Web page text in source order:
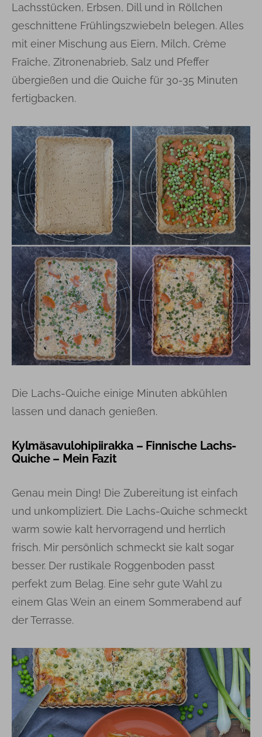
Lachsstücken, Erbsen, Dill und in Röllchen
geschnittene Frühlingszwiebeln belegen. Alles
mit einer Mischung aus Eiern, Milch, Crème
Fraîche, Zitronenabrieb, Salz und Pfeffer
übergießen und die Quiche für 30-35 Minuten
fertigbacken.
Die Lachs-Quiche einige Minuten abkühlen
lassen und danach genießen.
Kylmäsavulohipiirakka – Finnische Lachs-
Quiche – Mein Fazit
Genau mein Ding! Die Zubereitung ist einfach
und unkompliziert. Die Lachs-Quiche schmeckt
warm sowie kalt hervorragend und herrlich
frisch. Mir persönlich schmeckt sie kalt sogar
besser. Der rustikale Roggenboden passt
perfekt zum Belag. Eine sehr gute Wahl zu
einem Glas Wein an einem Sommerabend auf
der Terrasse.